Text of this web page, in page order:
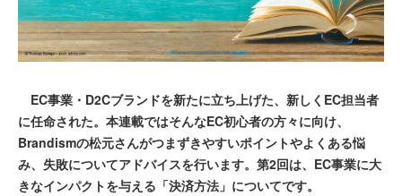
EC事業・D2Cブランドを新たに立ち上げた、新しくEC担当者
に任命された。本連載ではそんなEC初心者の方々に向け、
Brandismの松元さんがつまずきやすいポイントやよくある悩
み、失敗についてアドバイスを行います。第2回は、EC事業に大
きなインパクトを与える「決済方法」についてです。